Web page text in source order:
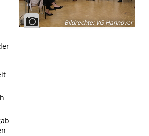
Bildrechte:VG Hannover